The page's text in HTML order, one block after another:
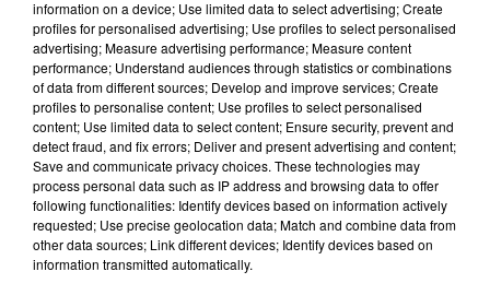
Lecture (1 min 14 sec)
100%
100% Radio l'agenda de Toulouse
information on a device; Use limited data to select advertising; Create
profiles for personalised advertising; Use profiles to select personalised
advertising; Measure advertising performance; Measure content
performance; Understand audiences through statistics or combinations
of data from different sources; Develop and improve services; Create
profiles to personalise content; Use profiles to select personalised
content; Use limited data to select content; Ensure security, prevent and
detect fraud, and fix errors; Deliver and present advertising and content;
Save and communicate privacy choices. These technologies may
process personal data such as IP address and browsing data to offer
following functionalities: Identify devices based on information actively
requested; Use precise geolocation data; Match and combine data from
other data sources; Link different devices; Identify devices based on
information transmitted automatically.